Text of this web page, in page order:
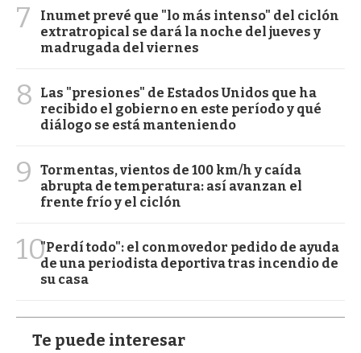
7
Inumet prevé que "lo más intenso" del ciclón
extratropical se dará la noche del jueves y
madrugada del viernes
8
Las "presiones" de Estados Unidos que ha
recibido el gobierno en este período y qué
diálogo se está manteniendo
9
Tormentas, vientos de 100 km/h y caída
abrupta de temperatura: así avanzan el
frente frío y el ciclón
10"Perdí todo": el conmovedor pedido de ayuda
de una periodista deportiva tras incendio de
su casa
Te puede interesar